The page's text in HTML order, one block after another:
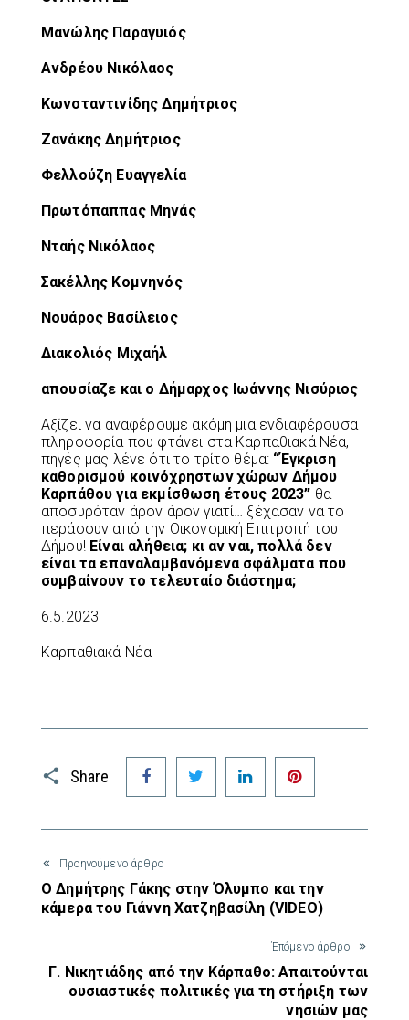
Μανώλης Παραγυιός
Ανδρέου Νικόλαος
Κωνσταντινίδης Δημήτριος
Ζανάκης Δημήτριος
Φελλούζη Ευαγγελία
Πρωτόπαππας Μηνάς
Νταής Νικόλαος
Σακέλλης Κομνηνός
Νουάρος Βασίλειος
Διακολιός Μιχαήλ
απουσίαζε και ο Δήμαρχος Ιωάννης Νισύριος
Αξίζει να αναφέρουμε ακόμη μια ενδιαφέρουσα
πληροφορία που φτάνει στα Καρπαθιακά Νέα,
πηγές μας λένε ότι το τρίτο θέμα: “Έγκριση
καθορισμού κοινόχρηστων χώρων Δήμου
Καρπάθου για εκμίσθωση έτους 2023” θα
αποσυρόταν άρον άρον γιατί… ξέχασαν να το
περάσουν από την Οικονομική Επιτροπή του
Δήμου! Είναι αλήθεια; κι αν ναι, πολλά δεν
είναι τα επαναλαμβανόμενα σφάλματα που
συμβαίνουν το τελευταίο διάστημα;
6.5.2023
Καρπαθιακά Νέα
Share
Facebook Twitter LinkedIn
Προηγούμενο άρθρο
Ο Δημήτρης Γάκης στην Όλυμπο και την
κάμερα του Γιάννη Χατζηβασίλη (VIDEO)
Έπόμενο άρθρο
Γ. Νικητιάδης από την Κάρπαθο: Απαιτούνται
ουσιαστικές πολιτικές για τη στήριξη των
νησιών μας